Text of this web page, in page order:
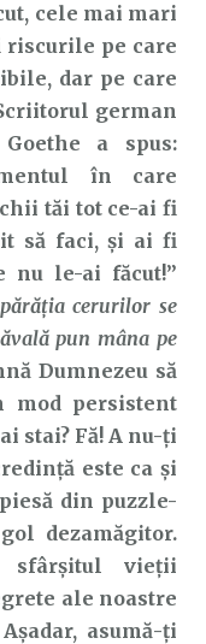
cele mai mari
riscurile pe care
dar pe care
german
a spus:
în care
tăi tot ce-ai fi
să faci, și ai fi
nu le-ai făcut!”
cerurilor se
pun mâna pe
Dumnezeu să
mod persistent
stai? Fă! A nu-ți
este ca și
din puzzle-
dezamăgitor.
sfârșitul vieții
ale noastre
asumă-ți